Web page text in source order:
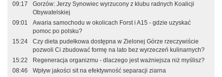
09:17
Gorzów: Jerzy Synowiec wyrzucony z klubu radnych Koalicji
Obywatelskiej
09:01
Awaria samochodu w okolicach Forst i A15 - gdzie uzyskać
pomoc po polsku?
15:24
Czy dieta pudełkowa dostępna w Zielonej Górze rzeczywiście
pozwoli Ci zbudować formę na lato bez wyrzeczeń kulinarnych?
15:22
Regeneracja organizmu - dlaczego jest ważniejsza niż myślisz?
08:46
Wpływ jakości sit na efektywność separacji ziarna